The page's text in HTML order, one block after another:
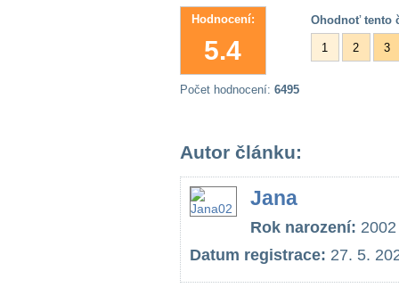
Hodnocení:
5.4
Ohodnoť tento
1 2 3
Počet hodnocení: 6495
Autor článku:
Jana
Rok narození: 2002
Datum registrace: 27. 5.